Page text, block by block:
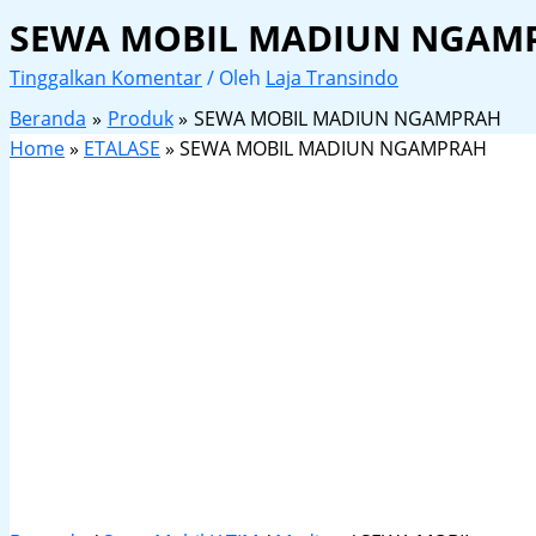
SEWA MOBIL MADIUN
Tinggalkan Komentar/ Oleh Laja Transindo
Beranda
Produk
SEWA MOBIL MADIUN NGAMPRAH
Home» ETALASE » SEWA MOBIL MADIUN NGAMPRAH